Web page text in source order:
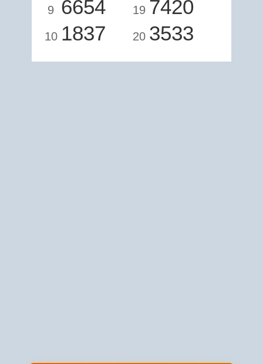
9 6654
10 1837
19 7420
20 3533